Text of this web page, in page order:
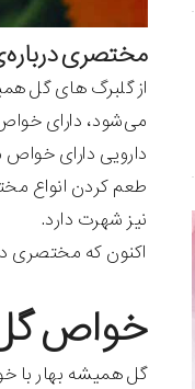
مختصری
از گلبرگ های گل
می‌شود، دارای
دارویی دارای
طعم کردن انواع
نیز شهرت دارد.
اکنون که مختصری
خواص
گل همیشه بهار با